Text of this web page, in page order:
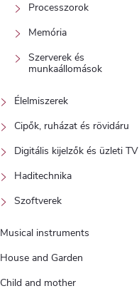
Processzorok
Memória
Szerverek és
munkaállomások
Élelmiszerek
Cipők, ruházat és rövidáru
Digitális kijelzők és üzleti TV
Haditechnika
Szoftverek
Musical instruments
House and Garden
Child and mother